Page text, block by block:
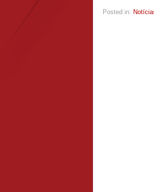
Posted in: